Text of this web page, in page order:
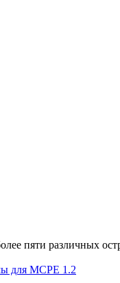
пяти различных